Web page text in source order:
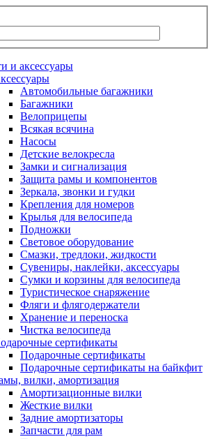
и аксессуары
Автомобильные багажники
Багажники
Велоприцепы
Всякая всячина
Насосы
Детские велокресла
Замки и сигнализация
Защита рамы и компонентов
Зеркала, звонки и гудки
Крепления для номеров
Крылья для велосипеда
Подножки
Световое оборудование
Смазки, тредлоки, жидкости
Сувениры, наклейки, аксессуары
Сумки и корзины для велосипеда
Туристическое снаряжение
Фляги и флягодержатели
Хранение и переноска
Чистка велосипеда
сертификаты
Подарочные сертификаты
Подарочные сертификаты на байкфит
вилки, амортизация
Амортизационные вилки
Жесткие вилки
Задние амортизаторы
Запчасти для рам